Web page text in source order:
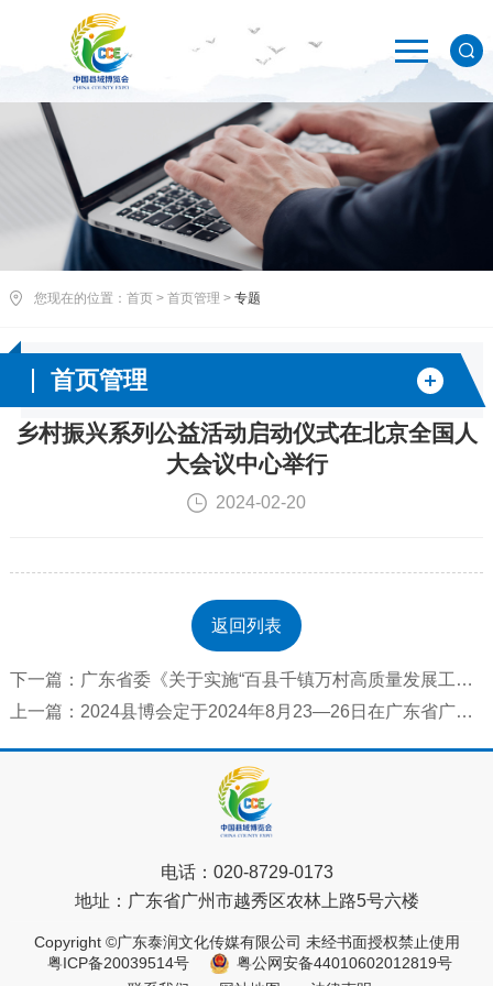
您现在的位置： 首页> 首页管理 > 专题
首页管理
乡村振兴系列公益活动启动仪式在北京全国人
大会议中心举行
2024-02-20
返回列表
下一篇：广东省委《关于实施“百县千镇万村高质量发展工程”促进城乡区域协调发展的决定》的具体行...
上一篇：2024县博会定于2024年8月23—26日在广东省广州市举行
电话： 020-8729-0173
地址： 广东省广州市越秀区农林上路5号六楼
Copyright ©广东泰润文化传媒有限公司 未经书面授权禁止使用
粤ICP备20039514号
粤公网安备44010602012819号